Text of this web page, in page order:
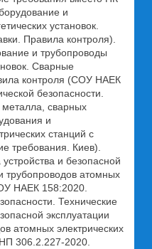
и
установок.
Правила контроля).
и трубопроводы
Сварные
контроля (СОУ НАЕК
безопасности.
металла, сварных
и
станций с
требования. Киев).
и безопасной
трубопроводов атомных
НАЕК 158:2020.
Технические
эксплуатации
атомных электрических
306.2.227-2020.